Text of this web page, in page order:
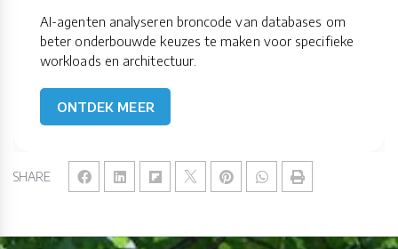
SHARE
AI-agenten analyseren broncode van databases om
beter onderbouwde keuzes te maken voor specifieke
workloads en architectuur.
ONTDEK MEER